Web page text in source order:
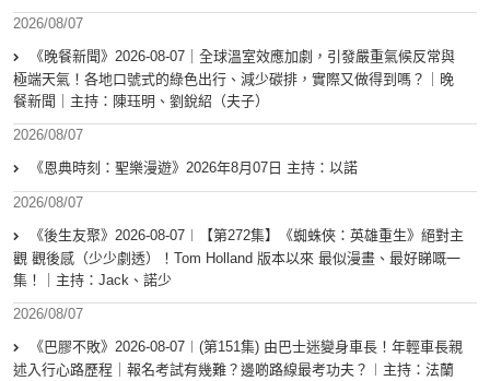
2026/08/07
《晚餐新聞》2026-08-07｜全球溫室效應加劇，引發嚴重氣候反常與
極端天氣！各地口號式的綠色出行、減少碳排，實際又做得到嗎？｜晚
餐新聞｜主持：陳珏明、劉銳紹（夫子）
2026/08/07
《恩典時刻：聖樂漫遊》2026年8月07日 主持：以諾
2026/08/07
《後生友聚》2026-08-07︱【第272集】《蜘蛛俠：英雄重生》絕對主
觀 觀後感（少少劇透）！Tom Holland 版本以來 最似漫畫、最好睇嘅一
集！｜主持：Jack、諾少
2026/08/07
《巴膠不敗》2026-08-07︱(第151集) 由巴士迷變身車長！年輕車長親
述入行心路歷程｜報名考試有幾難？邊啲路線最考功夫？︱主持：法蘭